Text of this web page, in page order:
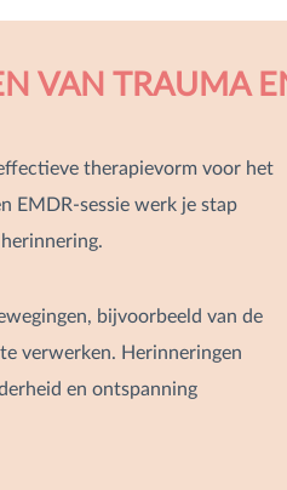
VAN TRAUMA
therapievorm voor het
EMDR-sessie werk je stap
bijvoorbeeld van de
verwerken. Herinneringen
en ontspanning